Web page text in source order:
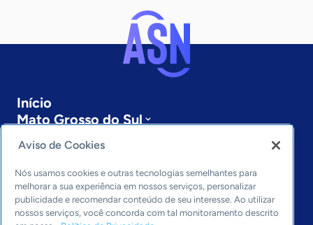
Início
Mato Grosso do Sul
Sobre a ASN
Últimas notícias
Entre em contato
Editorias
Economia & Política
Aviso de Cookies
Nós usamos cookies e outras tecnologias semelhantes para
melhorar a sua experiência em nossos serviços, personalizar
publicidade e recomendar conteúdo de seu interesse. Ao utilizar
nossos serviços, você concorda com tal monitoramento descrito